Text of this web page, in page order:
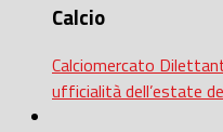
Calcio
Calciomercato
ufficialità dell’estate